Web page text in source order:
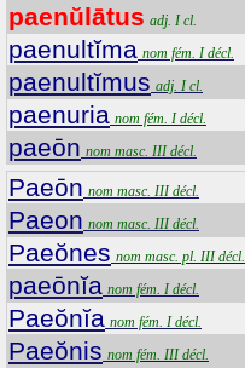
paenŭlātus adj. I cl.
paenultĭma nom fém. I décl.
paenultĭmus adj. I cl.
paenuria nom fém. I décl.
paeōn nom masc. III décl.
Paeōn nom masc. III décl.
Paeon nom masc. III décl.
Paeŏnes nom masc. pl. III décl.
paeōnĭa nom fém. I décl.
Paeŏnĭa nom fém. I décl.
Paeŏnis nom fém. III décl.